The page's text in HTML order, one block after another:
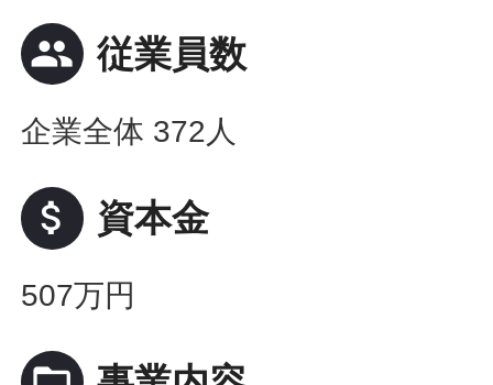
people 従業員数
企業全体 372人
attach_money 資本金
507万円